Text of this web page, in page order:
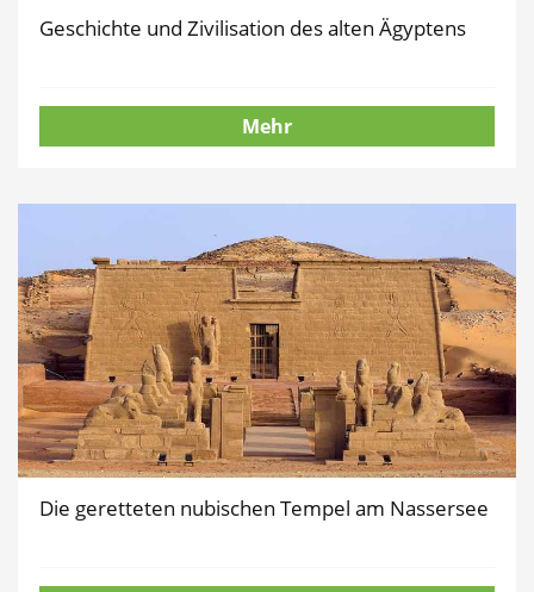
Geschichte und Zivilisation des alten Ägyptens
Mehr
Die geretteten nubischen Tempel am Nassersee